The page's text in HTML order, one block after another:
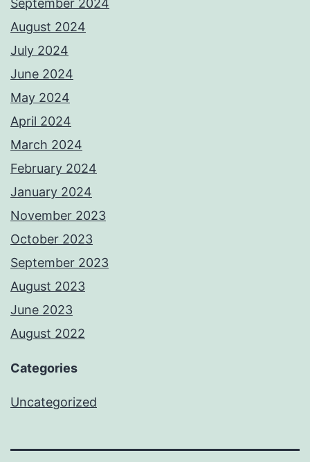
September 2024
August 2024
July 2024
June 2024
May 2024
April 2024
March 2024
February 2024
January 2024
November 2023
October 2023
September 2023
August 2023
June 2023
August 2022
Categories
Uncategorized